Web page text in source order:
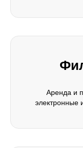
Аренда и
электронные